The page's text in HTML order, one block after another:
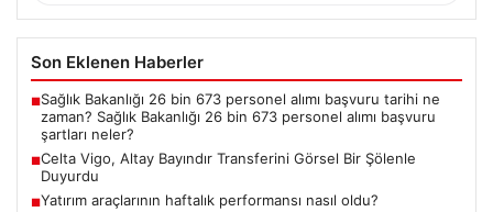
Son Eklenen Haberler
■Sağlık Bakanlığı 26 bin 673 personel alımı başvuru tarihi ne
zaman? Sağlık Bakanlığı 26 bin 673 personel alımı başvuru
şartları neler?
■Celta Vigo, Altay Bayındır Transferini Görsel Bir Şölenle
Duyurdu
■Yatırım araçlarının haftalık performansı nasıl oldu?